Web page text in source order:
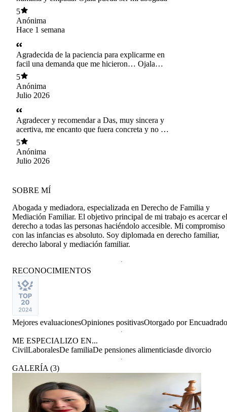
5
Anónima
Hace 1 semana
Agradecida de la paciencia para explicarme en
facil una demanda que me hicieron… Ojala
poder contratar a esta profesional me senti
escuchada y segura
5
Anónima
Julio 2026
Agradecer y recomendar a Das, muy sincera y
acertiva, me encanto que fuera concreta y no me
quisiera vender cosas imposibles. Gran valor de
esta profesional
5
Anónima
Julio 2026
SOBRE MÍ
Abogada y mediadora, especializada en Derecho de Familia y
Mediación Familiar. El objetivo principal de mi trabajo es acercar el
derecho a todas las personas haciéndolo accesible. Mi compromiso
con las infancias es absoluto. Soy diplomada en derecho familiar,
derecho laboral y mediación familiar.
RECONOCIMIENTOS
Mejores evaluacionesOpiniones positivasOtorgado porEncuadrado
ME ESPECIALIZO EN...
CivilLaboralesDe familiaDe pensiones alimenticiasde divorcio
GALERÍA (3)